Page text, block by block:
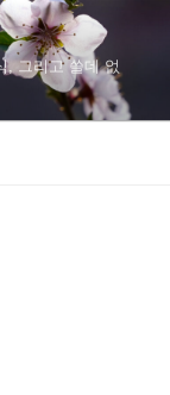
, 그리고 쓸데 없